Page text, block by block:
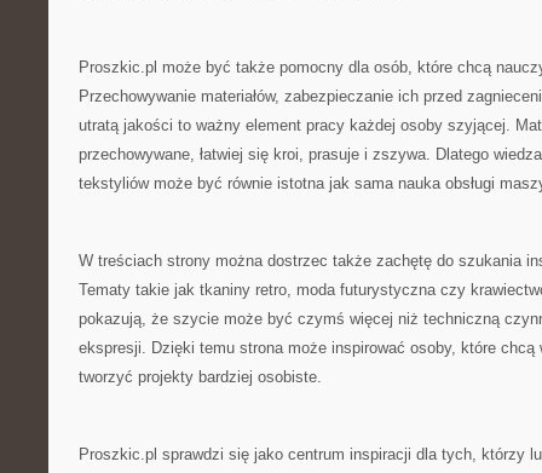
Proszkic.pl może być także pomocny dla osób, które chcą
Przechowywanie materiałów, zabezpieczanie ich przed
utratą jakości to ważny element pracy każdej osoby szyjącej.
przechowywane, łatwiej się kroi, prasuje i zszywa. Dlatego
tekstyliów może być równie istotna jak sama nauka obsługi
W treściach strony można dostrzec także zachętę do szukania
Tematy takie jak tkaniny retro, moda futurystyczna czy
pokazują, że szycie może być czymś więcej niż techniczną
ekspresji. Dzięki temu strona może inspirować osoby, które
tworzyć projekty bardziej osobiste.
Proszkic.pl sprawdzi się jako centrum inspiracji dla tych, którzy